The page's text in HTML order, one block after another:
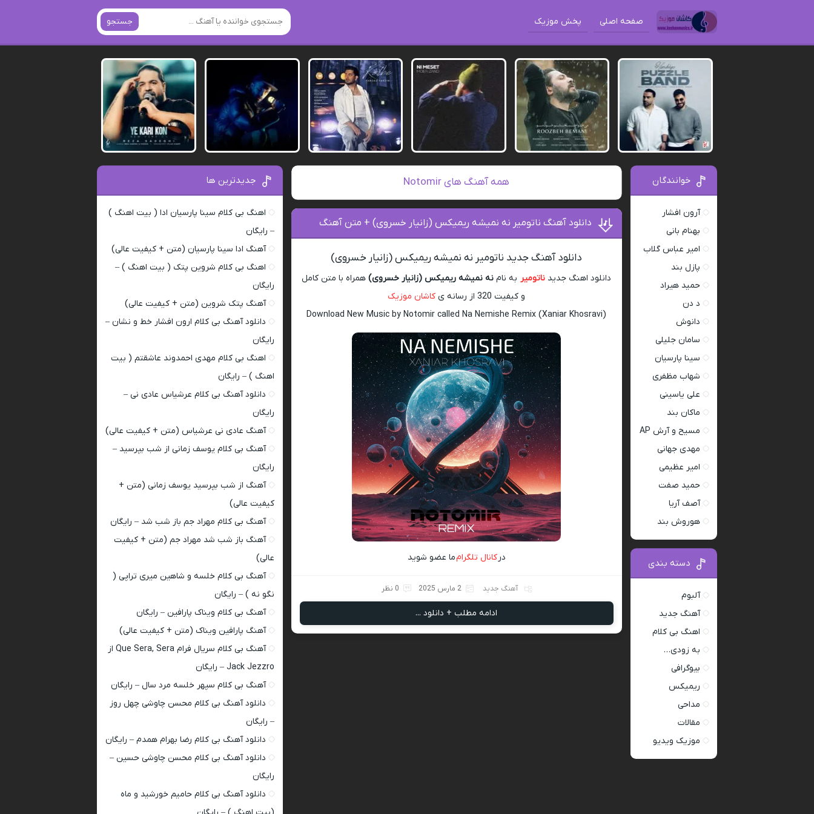
صفحه اصلی پخش موزیک جستجو
همه آهنگ های Notomir
دانلود آهنگ ناتومیر نه نمیشه ریمیکس (زانیار خسروی) + متن آهنگ
دانلود آهنگ جدید ناتومیر نه نمیشه ریمیکس (زانیار خسروی)
دانلود اهنگ جدید ناتومیربه نام نه نمیشه ریمیکس (زانیار خسروی)همراه با متن کامل
و کیفیت 320 از رسانه ی
کاشان موزیک
Download New Music by Notomir called Na Nemishe Remix (Xaniar Khosravi)
درکانال تلگرامما عضو شوید
آهنگ جدید 2 مارس 2025 0 نظر
ادامه مطلب + دانلود ...
خوانندگان
آرون افشار
بهنام بانی
امیر عباس گلاب
پازل بند
حمید هیراد
د دن
دانوش
سامان جلیلی
سینا پارسیان
شهاب مظفری
علی یاسینی
ماکان بند
مسیح و آرش AP
مهدی جهانی
امیر عظیمی
حمید صفت
آصف آریا
هوروش بند
دسته بندی
آلبوم
آهنگ جدید
اهنگ بی کلام
به زودی…
بیوگرافی
ریمیکس
مداحی
مقالات
موزیک ویدیو
جدیدترین ها
اهنگ بی کلام سینا پارسیان ادا ( بیت اهنگ )
– رایگان
آهنگ ادا سینا پارسیان (متن + کیفیت عالی)
اهنگ بی کلام شروین پتک ( بیت اهنگ ) –
رایگان
آهنگ پتک شروین (متن + کیفیت عالی)
دانلود آهنگ بی کلام ارون افشار خط و نشان –
رایگان
اهنگ بی کلام مهدی احمدوند عاشقتم ( بیت
اهنگ ) – رایگان
دانلود آهنگ بی کلام عرشیاس عادی نی –
رایگان
آهنگ عادی نی عرشیاس (متن + کیفیت عالی)
آهنگ بی کلام یوسف زمانی از شب بپرسید –
رایگان
آهنگ از شب بپرسید یوسف زمانی (متن +
کیفیت عالی)
آهنگ بی کلام مهراد جم باز شب شد – رایگان
آهنگ باز شب شد مهراد جم (متن + کیفیت
عالی)
آهنگ بی کلام خلسه و شاهین میری تراپی (
نگو نه ) – رایگان
آهنگ بی کلام ویناک پارافین – رایگان
آهنگ پارافین ویناک (متن + کیفیت عالی)
آهنگ بی کلام سریال فرام Que Sera, Sera از
Jack Jezzro – رایگان
آهنگ بی کلام سپهر خلسه مرد سال – رایگان
دانلود آهنگ بی کلام محسن چاوشی چهل روز
– رایگان
دانلود آهنگ بی کلام رضا بهرام همدم – رایگان
دانلود آهنگ بی کلام محسن چاوشی حسین –
رایگان
دانلود آهنگ بی کلام حامیم خورشید و ماه